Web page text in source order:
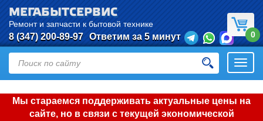
Мы стараемся поддерживать актуальные цены на
сайте, но в связи с текущей экономической
МЕГАБЫТСЕРВИС
Ремонт и запчасти к бытовой технике
8 (347) 200-89-97 Ответим за 5 минут 0